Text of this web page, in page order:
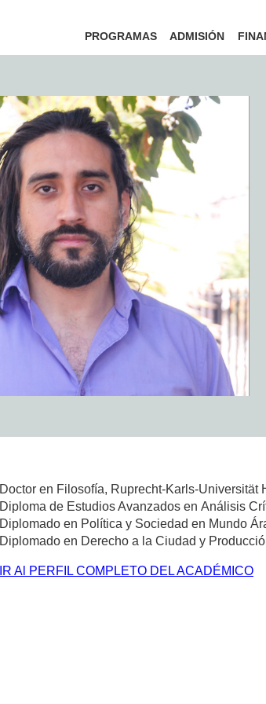
PROGRAMAS ADMISIÓN
Doctor en Filosofía, Ruprecht-Karls-Universität
Diploma de Estudios Avanzados en Análisis
Diplomado en Política y Sociedad en Mundo
Diplomado en Derecho a la Ciudad y
IR Al PERFIL COMPLETO DEL ACADÉMICO